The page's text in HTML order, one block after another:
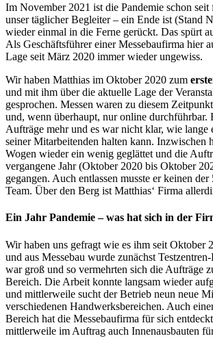
Im November 2021 ist die Pandemie schon seit
unser täglicher Begleiter – ein Ende ist (Stand
wieder einmal in die Ferne gerückt. Das spürt
Als Geschäftsführer einer Messebaufirma hier
Lage seit März 2020 immer wieder ungewiss.
Wir haben Matthias im Oktober 2020 zum
und mit ihm über die aktuelle Lage der
gesprochen. Messen waren zu diesem
und, wenn überhaupt, nur online durchführbar.
Aufträge mehr und es war nicht klar, wie lange
seiner Mitarbeitenden halten kann. Inzwischen
Wogen wieder ein wenig geglättet und die
vergangene Jahr (Oktober 2020 bis Oktober
gegangen. Auch entlassen musste er keinen
Team. Über den Berg ist Matthias‘ Firma
Ein Jahr Pandemie – was hat sich in der
Wir haben uns gefragt wie es ihm seit Oktober
und aus Messebau wurde zunächst
war groß und so vermehrten sich die Aufträge
Bereich. Die Arbeit konnte langsam wieder
und mittlerweile sucht der Betrieb neun neue
verschiedenen Handwerksbereichen. Auch
Bereich hat die Messebaufirma für sich
mittlerweile im Auftrag auch Innenausbauten